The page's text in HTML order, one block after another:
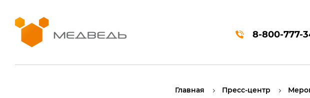
8-800-777-
Главная Пресс-центр